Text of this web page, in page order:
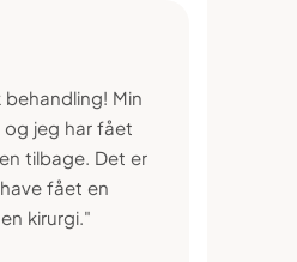
Min
og jeg har fået
tilbage. Det er
fået en
kirurgi."